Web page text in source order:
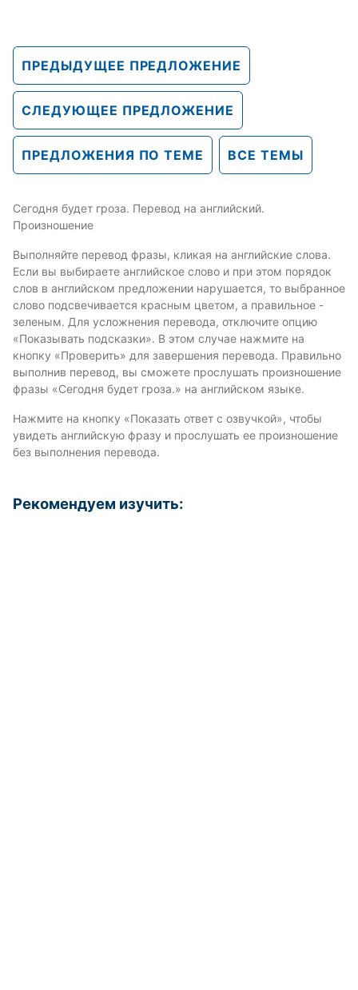
ПРЕДЫДУЩЕЕ ПРЕДЛОЖЕНИЕ
СЛЕДУЮЩЕЕ ПРЕДЛОЖЕНИЕ
ПРЕДЛОЖЕНИЯ ПО ТЕМЕ ВСЕ ТЕМЫ
Сегодня будет гроза. Перевод на английский.
Произношение
Выполняйте перевод фразы, кликая на английские слова.
Если вы выбираете английское слово и при этом порядок
слов в английском предложении нарушается, то выбранное
слово подсвечивается красным цветом, а правильное -
зеленым. Для усложнения перевода, отключите опцию
«Показывать подсказки». В этом случае нажмите на
кнопку «Проверить» для завершения перевода. Правильно
выполнив перевод, вы сможете прослушать произношение
фразы «Сегодня будет гроза.» на английском языке.
Нажмите на кнопку «Показать ответ с озвучкой», чтобы
увидеть английскую фразу и прослушать ее произношение
без выполнения перевода.
Рекомендуем изучить: